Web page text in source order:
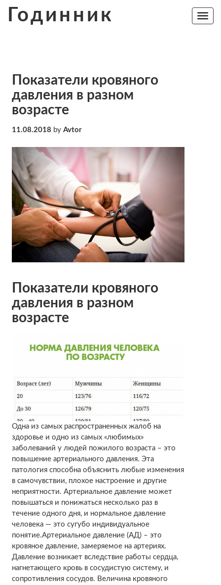
Годинник
Toggle
Показатели кровяного
давления в разном
возрасте
11.08.2018 by Avtor
Показатели кровяного
давления в разном
возрасте
Одна из самых распространенных жалоб на
здоровье и одно из самых «любимых»
заболеваний у людей пожилого возраста – это
повышение артериального давления. Эта
патология способна объяснить любые изменения
в самочувствии, плохое настроение и другие
неприятности. Артериальное давление может
повышаться и понижаться несколько раз в
течение одного дня, и нормальное давление
человека — это сугубо индивидуальное
понятие.Артериальное давление (АД) – это
кровяное давление, замеряемое на артериях.
Давление возникает вследствие работы сердца,
нагнетающего кровь в сосудистую систему, и
сопротивления сосудов. Величина кровяного